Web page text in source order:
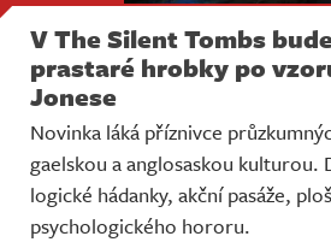
V The Silent Tombs
prastaré hrobky po
Jonese
Novinka láká příznivce
gaelskou a anglosaskou kulturou.
logické hádanky, akční pasáže,
psychologického hororu.